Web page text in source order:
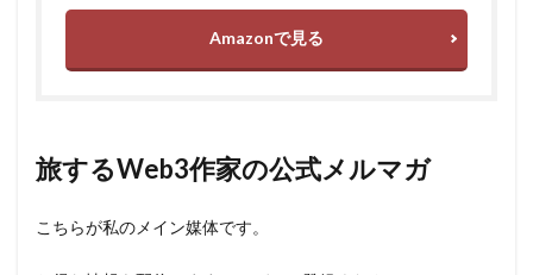
Amazonで見る
旅するWeb3作家の公式メルマガ
こちらが私のメイン媒体です。